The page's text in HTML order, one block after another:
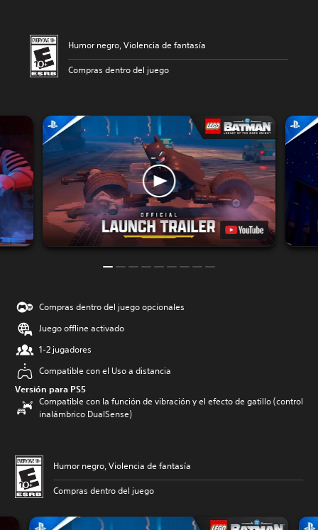
Humor negro, Violencia de fantasía
Compras dentro del juego
Compras dentro del juego opcionales
Juego offline activado
1-2 jugadores
Compatible con el Uso a distancia
Versión para PS5
Compatible con la función de vibración y el efecto de gatillo (control
inalámbrico DualSense)
Humor negro, Violencia de fantasía
Compras dentro del juego